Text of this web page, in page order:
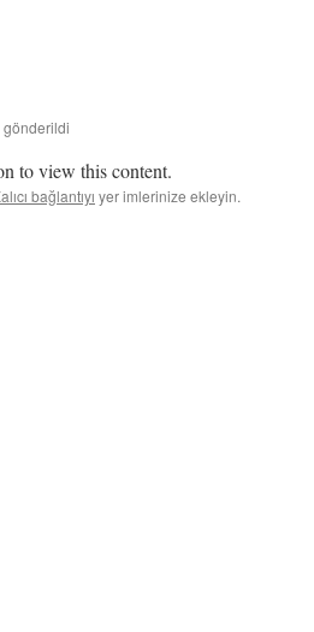
to view this content.
bağlantıyı yer imlerinize ekleyin.